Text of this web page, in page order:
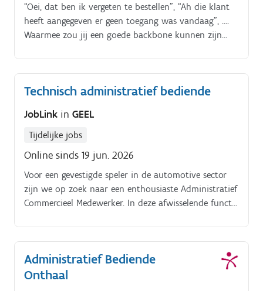
“Oei, dat ben ik vergeten te bestellen”, “Ah die klant
heeft aangegeven er geen toegang was vandaag”, ….
Waarmee zou jij een goede backbone kunnen zijn
Technisch administratief bediende
JobLink in GEEL
Tijdelijke jobs
Online sinds 19 jun. 2026
Voor een gevestigde speler in de automotive sector
zijn we op zoek naar een enthousiaste Administratief
Commercieel Medewerker. In deze afwisselende functie
administratief als commercieel.
Administratief Bediende
Onthaal